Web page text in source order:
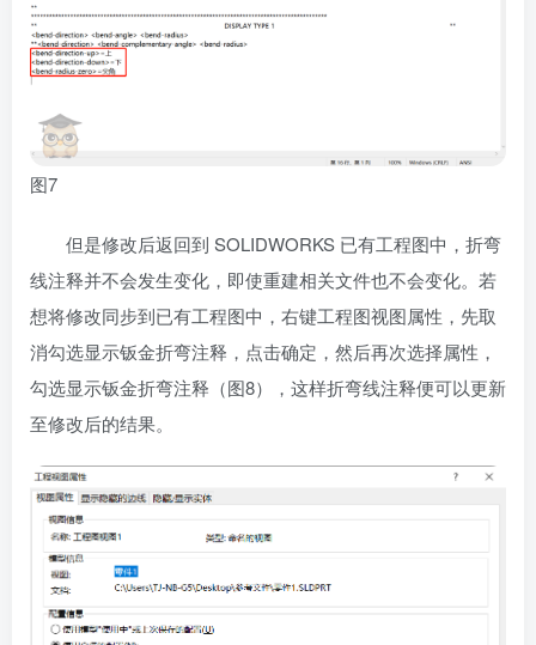
图7
但是修改后返回到 SOLIDWORKS 已有工程图中，折弯
线注释并不会发生变化，即使重建相关文件也不会变化。若
想将修改同步到已有工程图中，右键工程图视图属性，先取
消勾选显示钣金折弯注释，点击确定，然后再次选择属性，
勾选显示钣金折弯注释（图8），这样折弯线注释便可以更新
至修改后的结果。